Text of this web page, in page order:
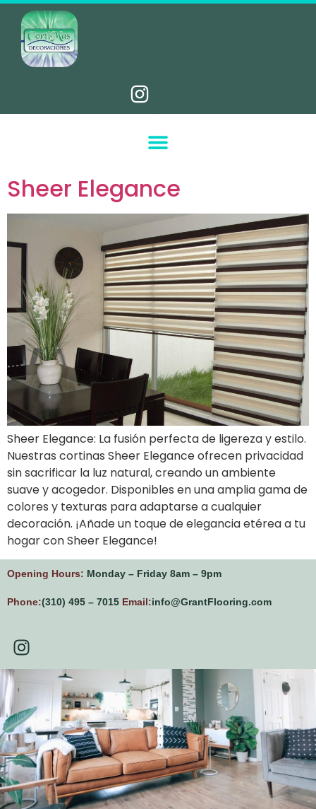
Sheer Elegance
Sheer Elegance: La fusión perfecta de ligereza y estilo.
Nuestras cortinas Sheer Elegance ofrecen privacidad
sin sacrificar la luz natural, creando un ambiente
suave y acogedor. Disponibles en una amplia gama de
colores y texturas para adaptarse a cualquier
decoración. ¡Añade un toque de elegancia etérea a tu
hogar con Sheer Elegance!
Opening Hours: Monday – Friday 8am – 9pm
Phone:(310) 495 – 7015 Email:info@GrantFlooring.com